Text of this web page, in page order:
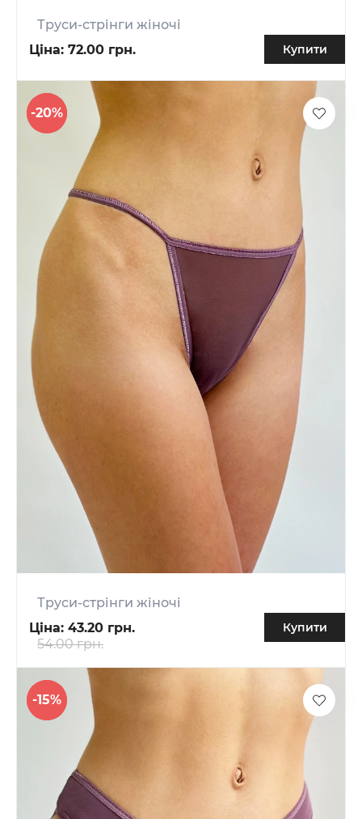
Труси-стрінги жіночі
Ціна: 72.00 грн. Купити
-20%
Труси-стрінги жіночі
Ціна: 43.20 грн.
54.00 грн.
Купити
-15%